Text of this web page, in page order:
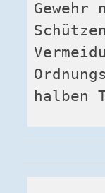
Gewehr
halben